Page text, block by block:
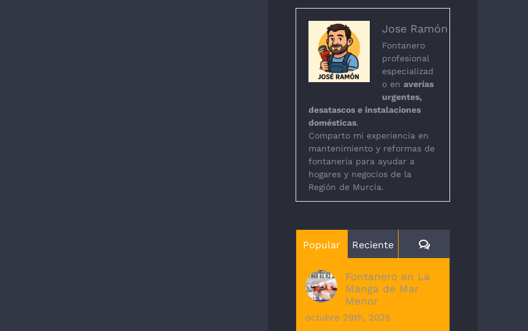
Jose Ramón
Fontanero
profesional
especializad
o en averías
urgentes,
desatascos e instalaciones
domésticas.
Comparto mi experiencia en
mantenimiento y reformas de
fontanería para ayudar a
hogares y negocios de la
Región de Murcia.
Popular Reciente Comentarios
Fontanero en La
Manga de Mar
Menor
octubre 29th, 2025